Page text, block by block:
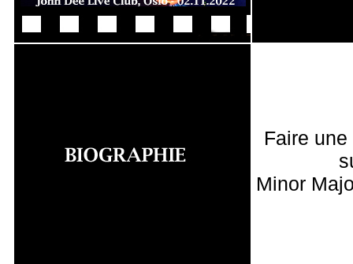
Faire
Minor